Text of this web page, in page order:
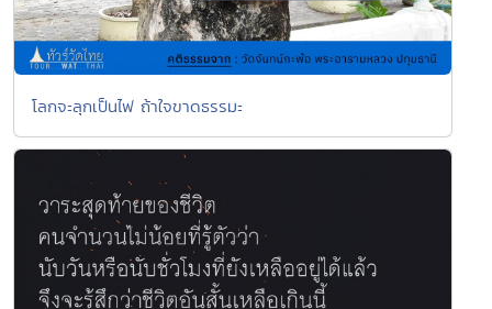
โลกจะลุกเป็นไฟ ถ้าใจขาดธรรมะ